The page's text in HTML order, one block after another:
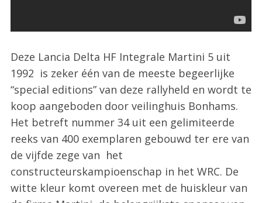
Deze Lancia Delta HF Integrale Martini 5 uit
1992 is zeker één van de meeste begeerlijke
“special editions” van deze rallyheld en wordt te
koop aangeboden door veilinghuis Bonhams.
Het betreft nummer 34 uit een gelimiteerde
reeks van 400 exemplaren gebouwd ter ere van
de vijfde zege van het
constructeurskampioenschap in het WRC. De
witte kleur komt overeen met de huiskleur van